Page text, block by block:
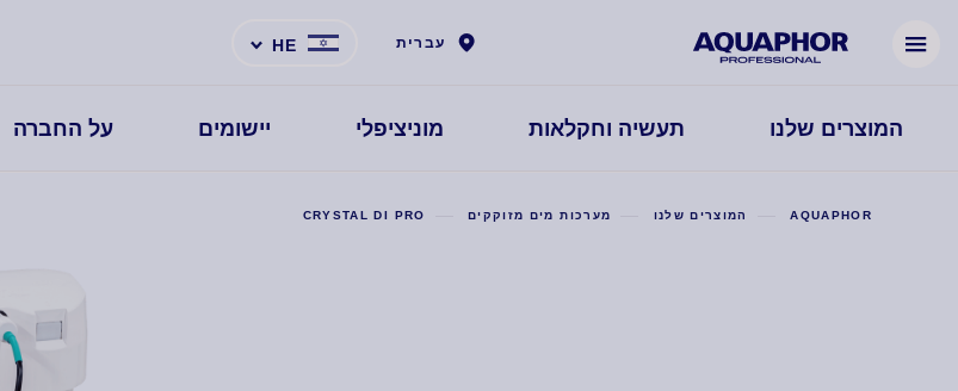
עברית HE
המוצרים שלנו תעשיה וחקלאות מוניציפלי יישומים על החברה
AQUAPHOR המוצרים שלנו מערכות מים מזוקקים CRYSTAL DI PRO